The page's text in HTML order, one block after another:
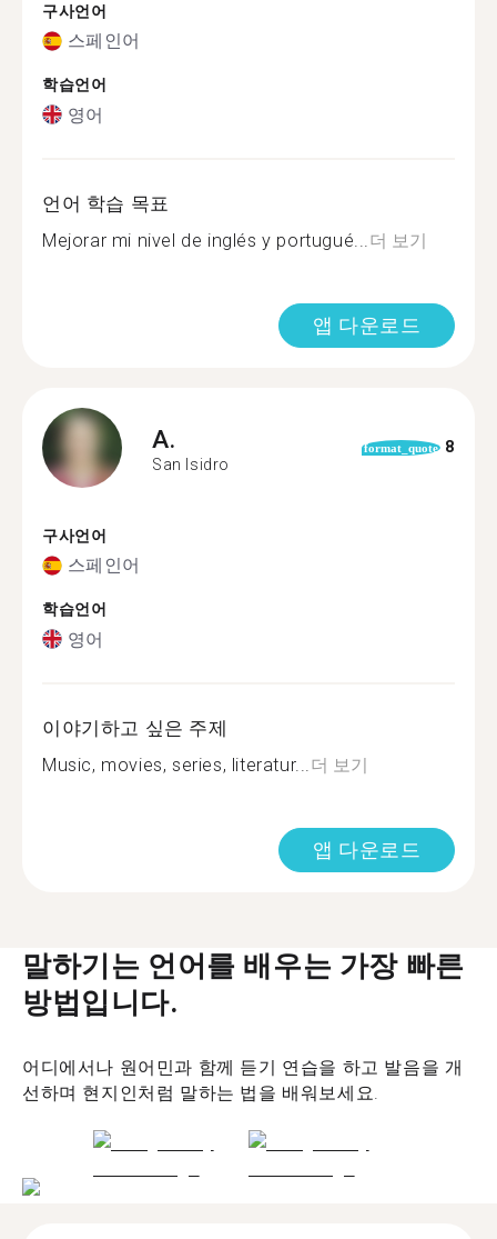
구사언어
스페인어
학습언어
영어
언어 학습 목표
Mejorar mi nivel de inglés y portugué... 더 보기
앱 다운로드
A.
San Isidro
format_quote 8
구사언어
스페인어
학습언어
영어
이야기하고 싶은 주제
Music, movies, series, literatur... 더 보기
앱 다운로드
말하기는 언어를 배우는 가장 빠른
방법입니다.
어디에서나 원어민과 함께 듣기 연습을 하고 발음을 개
선하며 현지인처럼 말하는 법을 배워보세요.